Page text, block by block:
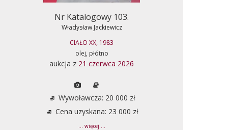
Nr Katalogowy 103.
Władysław Jackiewicz
CIAŁO XX, 1983
olej, płótno
aukcja z 21 czerwca 2026
Wywoławcza: 20 000 zł
Cena uzyskana: 23 000 zł
... więcej ...